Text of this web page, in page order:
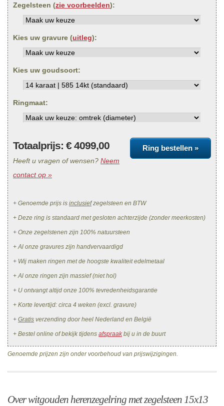
Zegelsteen (zie voorbeelden):
Kies uw gravure (uitleg):
Kies uw goudsoort:
Ringmaat:
Ring bestellen »
Totaalprijs: €4099,00
Heeft u vragen of wensen? Neem
contact op »
+ Genoemde prijs is inclusiefzegelsteen en BTW
+ Deze ring is standaard met gesloten achterzijde (zonder meerkosten)
+ Onze zegelstenen zijn 100% natuursteen
+ Al onze gravures zijn handvervaardigd
+ Wij maken ringen met de hoogste kwaliteit edelmetaal
+ Al onze ringen zijn massief (niet hol)
+ U ontvangt altijd onze 100% tevredenheidsgarantie
+ Korte levertijd: circa 4 weken (excl. gravure)
+ Gratis verzending door heel Nederland en België
+ Bestel online of bekijk tijdens afspraakbij u in de buurt
Genoemde prijzen zijn onder voorbehoud van prijswijzigingen.
Over witgouden herenzegelring met zegelsteen 15x13